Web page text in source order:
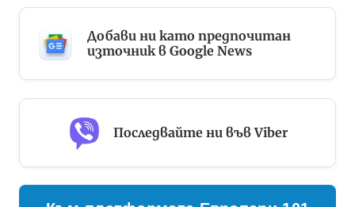
Добави ни като предпочитан
източник в Google News
Последвайте ни във Viber